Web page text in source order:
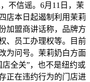
不信谣。6月11日，茉
店本日起遏制利用茉莉
加盟商讲话称，品牌方
、员工办理权等。目前
为问号。茉莉奶白方面
全关”，也不是纽约或
正在违约行为的门店进